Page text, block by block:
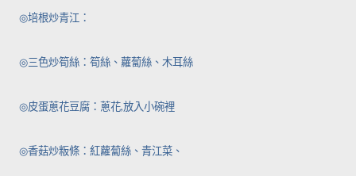
◎培根炒青江：
◎三色炒筍絲：筍絲、蘿蔔絲、木耳絲
◎皮蛋蔥花豆腐：蔥花,放入小碗裡
◎香菇炒粄條：紅蘿蔔絲、青江菜、